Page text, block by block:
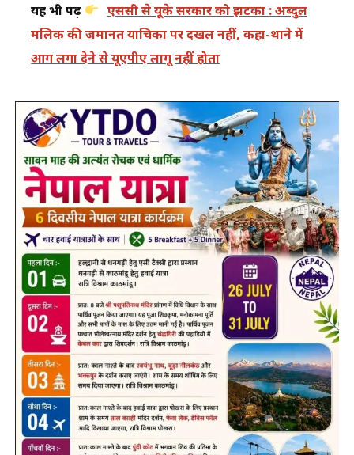
यह भी पढ़ें
एससी से यूके सरकार को झटका : अब्दुल
मलिक की जमानत याचिका पर दखल नहीं, कहा-थाने में
आग लगा देने से यूएपीए लागू नहीं होता